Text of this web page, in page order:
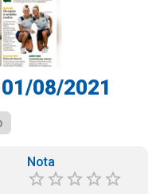
08/2021
Nota